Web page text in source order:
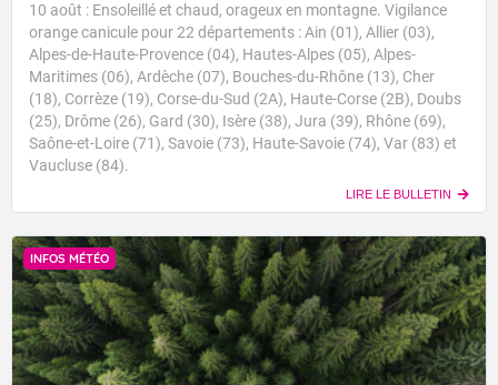
10 août : Ensoleillé et chaud, orageux en montagne. Vigilance
orange canicule pour 22 départements : Ain (01), Allier (03),
Alpes-de-Haute-Provence (04), Hautes-Alpes (05), Alpes-
Maritimes (06), Ardèche (07), Bouches-du-Rhône (13), Cher
(18), Corrèze (19), Corse-du-Sud (2A), Haute-Corse (2B), Doubs
(25), Drôme (26), Gard (30), Isère (38), Jura (39), Rhône (69),
Saône-et-Loire (71), Savoie (73), Haute-Savoie (74), Var (83) et
Vaucluse (84).
LIRE LE BULLETIN
Voici les températures relevées à 16h suivies des
INFOS MÉTÉO